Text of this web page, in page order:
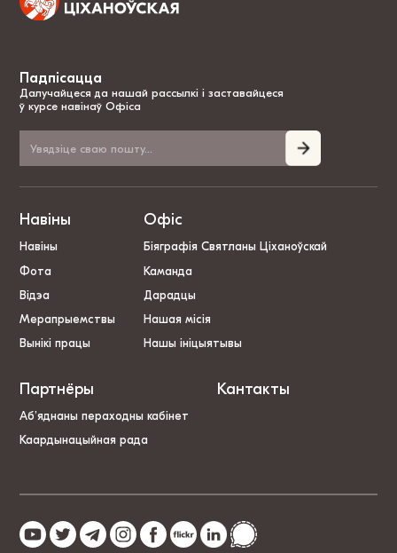
Падпісацца
Далучайцеся да нашай рассылкі і заставайцеся
ў курсе навінаў Офіса
Навіны
Навіны
Фота
Відэа
Мерапрыемствы
Вынікі працы
Офіс
Біяграфія Святланы Ціханоўскай
Каманда
Дарадцы
Нашая місія
Нашы ініцыятывы
Партнёры
Аб’яднаны пераходны кабінет
Каардынацыйная рада
Кантакты